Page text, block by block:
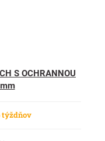
S OCHRANNOU
týždňov